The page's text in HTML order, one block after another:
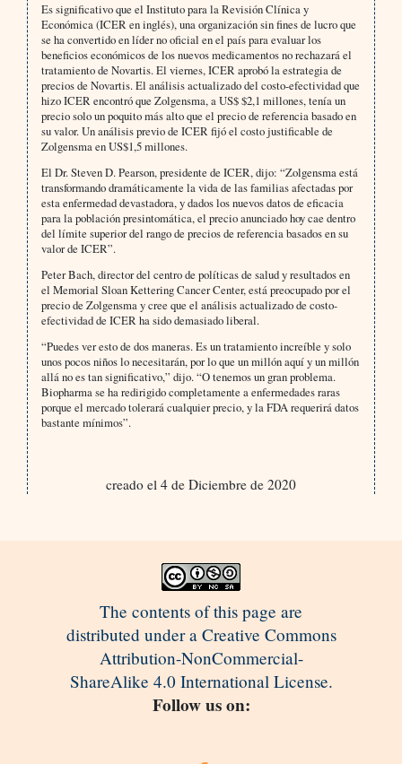
Es significativo que el Instituto para la Revisión Clínica y
Económica (ICER en inglés), una organización sin fines de lucro que
se ha convertido en líder no oficial en el país para evaluar los
beneficios económicos de los nuevos medicamentos no rechazará el
tratamiento de Novartis. El viernes, ICER aprobó la estrategia de
precios de Novartis. El análisis actualizado del costo-efectividad que
hizo ICER encontró que Zolgensma, a US$ $2,1 millones, tenía un
precio solo un poquito más alto que el precio de referencia basado en
su valor. Un análisis previo de ICER fijó el costo justificable de
Zolgensma en US$1,5 millones.
El Dr. Steven D. Pearson, presidente de ICER, dijo: “Zolgensma está
transformando dramáticamente la vida de las familias afectadas por
esta enfermedad devastadora, y dados los nuevos datos de eficacia
para la población presintomática, el precio anunciado hoy cae dentro
del límite superior del rango de precios de referencia basados en su
valor de ICER”.
Peter Bach, director del centro de políticas de salud y resultados en
el Memorial Sloan Kettering Cancer Center, está preocupado por el
precio de Zolgensma y cree que el análisis actualizado de costo-
efectividad de ICER ha sido demasiado liberal.
“Puedes ver esto de dos maneras. Es un tratamiento increíble y solo
unos pocos niños lo necesitarán, por lo que un millón aquí y un millón
allá no es tan significativo,” dijo. “O tenemos un gran problema.
Biopharma se ha redirigido completamente a enfermedades raras
porque el mercado tolerará cualquier precio, y la FDA requerirá datos
bastante mínimos”.
creado el 4 de Diciembre de 2020
The contents of this page are
distributed under a Creative Commons
Attribution-NonCommercial-
ShareAlike 4.0 International License.
Follow us on: